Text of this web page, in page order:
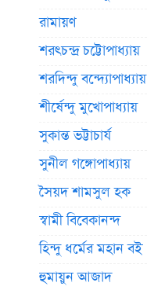
রামায়ণ
শরৎচন্দ্র চট্টোপাধ্যায়
শরদিন্দু বন্দ্যোপাধ্যায়
শীর্ষেন্দু মুখোপাধ্যায়
সুকান্ত ভট্টাচার্য
সুনীল গঙ্গোপাধ্যায়
সৈয়দ শামসুল হক
স্বামী বিবেকানন্দ
হিন্দু ধর্মের মহান বই
হুমায়ুন আজাদ